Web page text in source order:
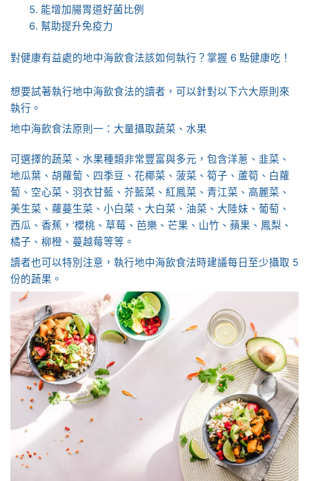
能增加腸胃道好菌比例
幫助提升免疫力
對健康有益處的地中海飲食法該如何執行？掌握 6 點健康吃！
想要試著執行地中海飲食法的讀者，可以針對以下六大原則來
執行。
地中海飲食法原則一：大量攝取蔬菜、水果
可選擇的蔬菜、水果種類非常豐富與多元，包含洋蔥、韭菜、
地瓜葉、胡蘿蔔、四季豆、花椰菜、菠菜、筍子、蘆筍、白蘿
蔔、空心菜、羽衣甘藍、芥藍菜、紅鳳菜、青江菜、高麗菜、
美生菜、蘿蔓生菜、小白菜、大白菜、油菜、大陸妹、葡萄、
西瓜、香蕉，’櫻桃、草莓、芭樂、芒果、山竹、蘋果、鳳梨、
橘子、柳橙、蔓越莓等等。
讀者也可以特別注意，執行地中海飲食法時建議每日至少攝取 5
份的蔬果。